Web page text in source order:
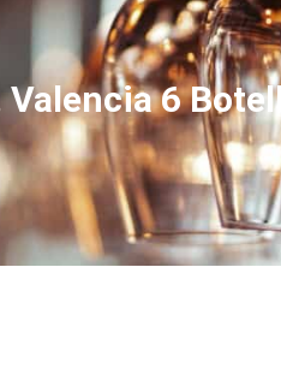
Valencia 6